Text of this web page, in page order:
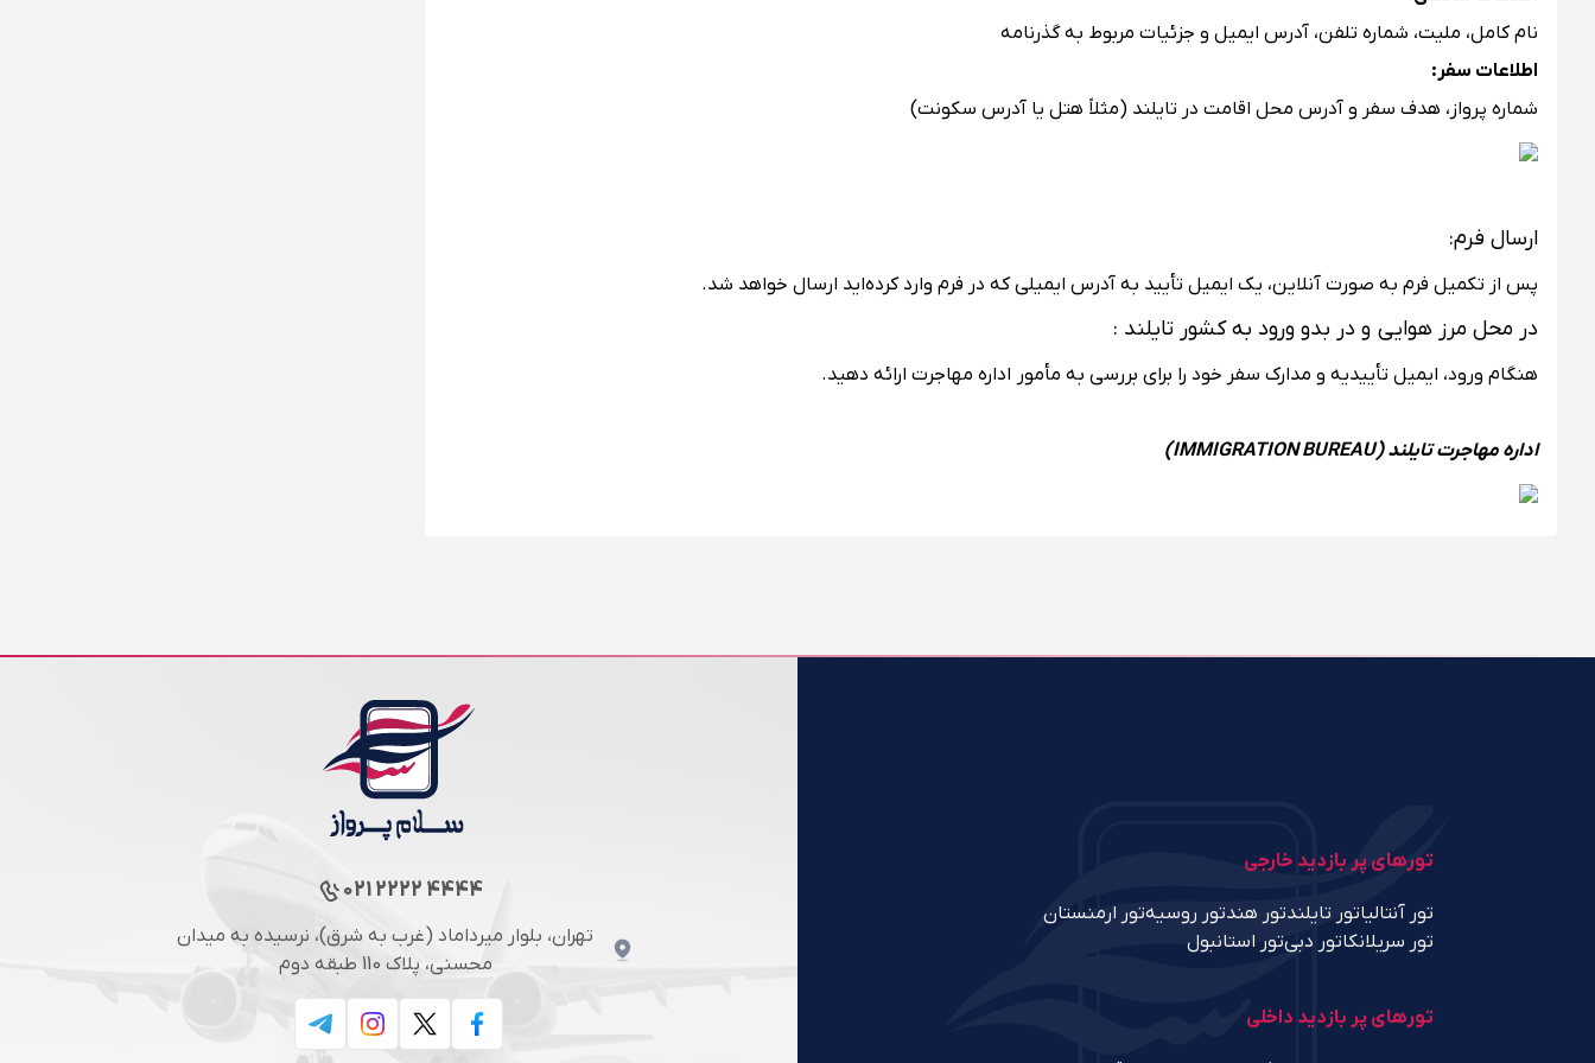
نام کامل، ملیت، شماره تلفن، آدرس ایمیل و جزئیات مربوط به گذرنامه
اطلاعات سفر:
شماره پرواز، هدف سفر و آدرس محل اقامت در تایلند (مثلاً هتل یا آدرس سکونت)
ارسال فرم:
پس از تکمیل فرم به صورت آنلاین، یک ایمیل تأیید به آدرس ایمیلی که در فرم وارد کرده‌اید ارسال خواهد شد.
در محل مرز هوایی و در بدو ورود به کشور تایلند :
هنگام ورود، ایمیل تأییدیه و مدارک سفر خود را برای بررسی به مأمور اداره مهاجرت ارائه دهید.
اداره مهاجرت تایلند (IMMIGRATION BUREAU)
تورهای پر بازدید خارجی
تور آنتالیاتور تایلندتور هندتور روسیهتور ارمنستان
تور سریلانکاتور دبیتور استانبول
تورهای پر بازدید داخلی
021 2222 4444
تهران، بلوار میرداماد (غرب به شرق)، نرسیده به میدان
محسنی، پلاک 110 طبقه دوم